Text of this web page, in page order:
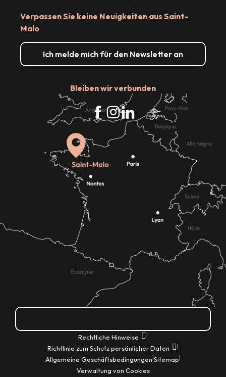
Verpassen Sie keine Neuigkeiten aus Saint-
Malo
Ich melde mich für den Newsletter an
Bleiben wir verbunden
Rechtliche Hinweise |
Richtlinie zum Schutz persönlicher Daten |
Allgemeine Geschäftsbedingungen|Sitemap|
Verwaltung von Cookies